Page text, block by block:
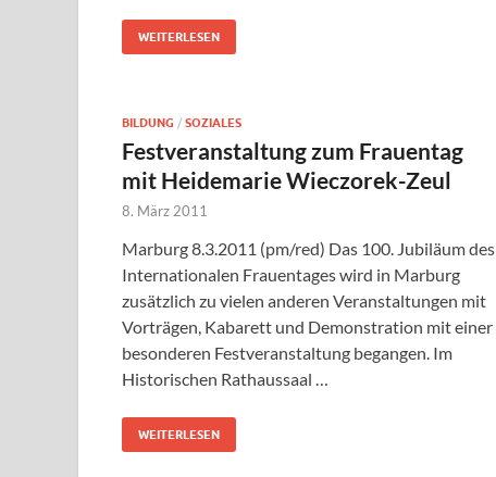
WEITERLESEN
BILDUNG / SOZIALES
Festveranstaltung zum Frauentag
mit Heidemarie Wieczorek-Zeul
8. März 2011
Marburg 8.3.2011 (pm/red) Das 100. Jubiläum des
Internationalen Frauentages wird in Marburg
zusätzlich zu vielen anderen Veranstaltungen mit
Vorträgen, Kabarett und Demonstration mit einer
besonderen Festveranstaltung begangen. Im
Historischen Rathaussaal …
WEITERLESEN